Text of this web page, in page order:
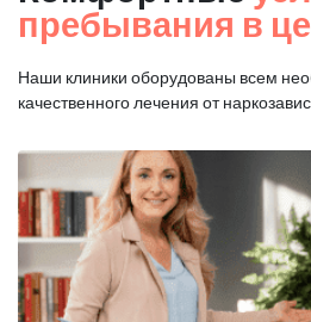
пребывания в
Наши клиники оборудованы всем
качественного лечения от